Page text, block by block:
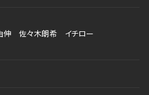
伸 佐々木朗希
イチロー